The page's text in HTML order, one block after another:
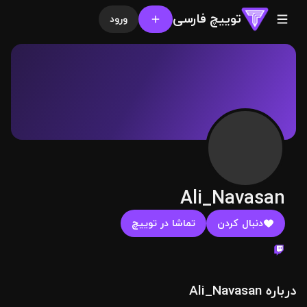
توییچ فارسی ورود
Ali_Navasan
دنبال کردن تماشا در توییچ
درباره Ali_Navasan